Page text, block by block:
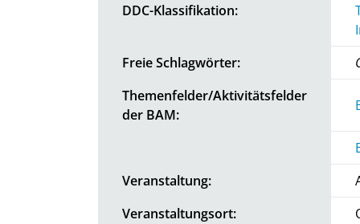
DDC-Klassifikation:
Freie Schlagwörter:
Themenfelder/Aktivitätsfelder
der BAM:
Veranstaltung:
Veranstaltungsort: